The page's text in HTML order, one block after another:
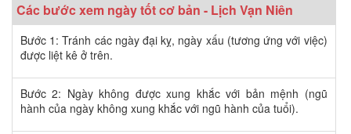
Các bước xem ngày tốt cơ bản - Lịch Vạn Niên
Bước 1: Tránh các ngày đại kỵ, ngày xấu (tương ứng với việc)
được liệt kê ở trên.
Bước 2: Ngày không được xung khắc với bản mệnh (ngũ
hành của ngày không xung khắc với ngũ hành của tuổi).